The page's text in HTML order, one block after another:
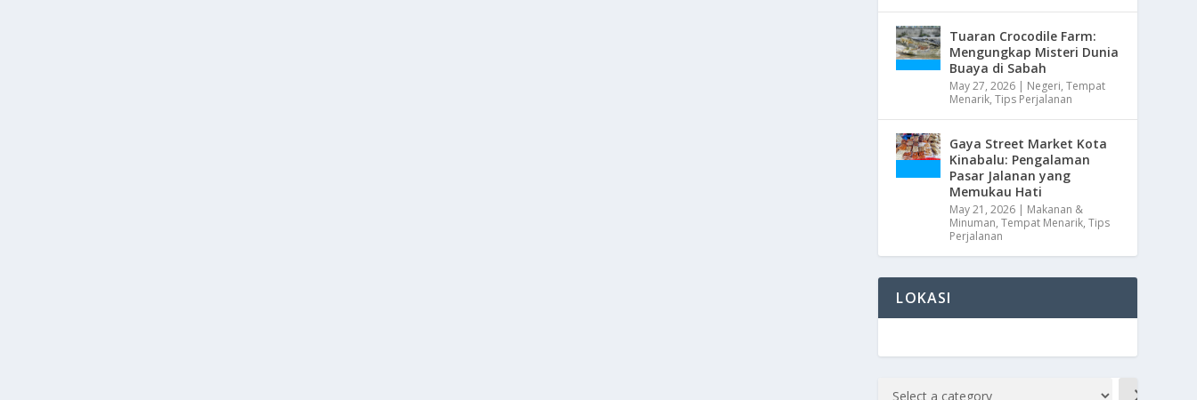
Tuaran Crocodile Farm:
Mengungkap Misteri Dunia
Buaya di Sabah
May 27, 2026 | Negeri,Tempat
Menarik,Tips Perjalanan
Gaya Street Market Kota
Kinabalu: Pengalaman
Pasar Jalanan yang
Memukau Hati
May 21, 2026 | Makanan &
Minuman,Tempat Menarik,Tips
Perjalanan
LOKASI